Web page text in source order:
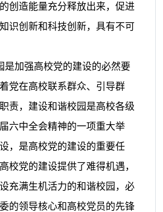
创造能量充分释放出来，促进
识创新和科技创新，具有不可
是加强高校党的建设的必然要
党在高校联系群众、引导群
责，建设和谐校园是高校各级
六中全会精神的一项重大举
，是高校党的建设的重要任
校党的建设提供了难得机遇，
充满生机活力的和谐校园，必
的领导核心和高校党员的先锋